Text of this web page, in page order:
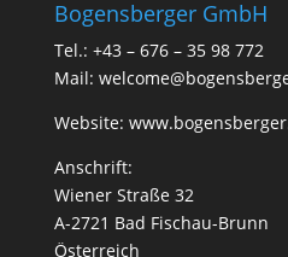
Bogensberger GmbH
Tel.: +43 – 676 – 35 98 772
Mail:
Website:
Anschrift:
Wiener Straße 32
A-2721 Bad Fischau-Brunn
Österreich